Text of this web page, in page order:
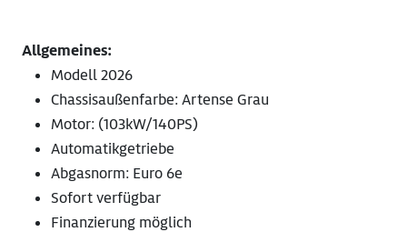
Allgemeines:
Modell 2026
Chassisaußenfarbe: Artense Grau
Motor: (103kW/140PS)
Automatikgetriebe
Abgasnorm: Euro 6e
Sofort verfügbar
Finanzierung möglich